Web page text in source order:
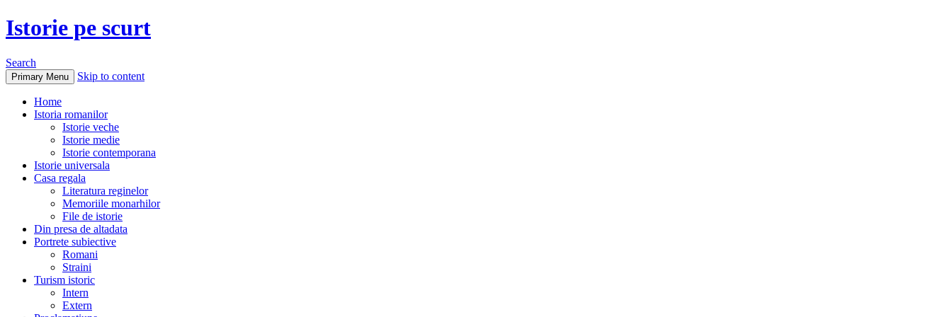
Istorie pe scurt
Search
Primary Menu Skip to content
Home
Istoria romanilor
Istorie veche
Istorie medie
Istorie contemporana
Istorie universala
Casa regala
Literatura reginelor
Memoriile monarhilor
File de istorie
Din presa de altadata
Portrete subiective
Romani
Straini
Turism istoric
Intern
Extern